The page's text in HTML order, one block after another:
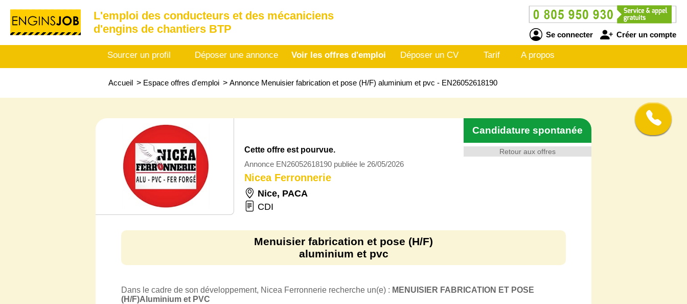
L'emploi des conducteurs et des mécaniciens
d'engins de chantiers BTP
Se connecter Créer un compte
Sourcer un profil Déposer une annonce Voir les offres d'emploi Déposer un CV Tarif A propos
Accueil > Espace offres d'emploi > Annonce Menuisier fabrication et pose (H/F) aluminium et pvc - EN26052618190
Retour aux offres
Candidature spontanée
Cette offre est pourvue.
Annonce EN26052618190 publiée le 26/05/2026
Nicea Ferronnerie
Nice, PACA
CDI
Menuisier fabrication et pose (H/F)
aluminium et pvc
Dans le cadre de son développement, Nicea Ferronnerie recherche un(e) : MENUISIER FABRICATION ET POSE
(H/F)Aluminium et PVC